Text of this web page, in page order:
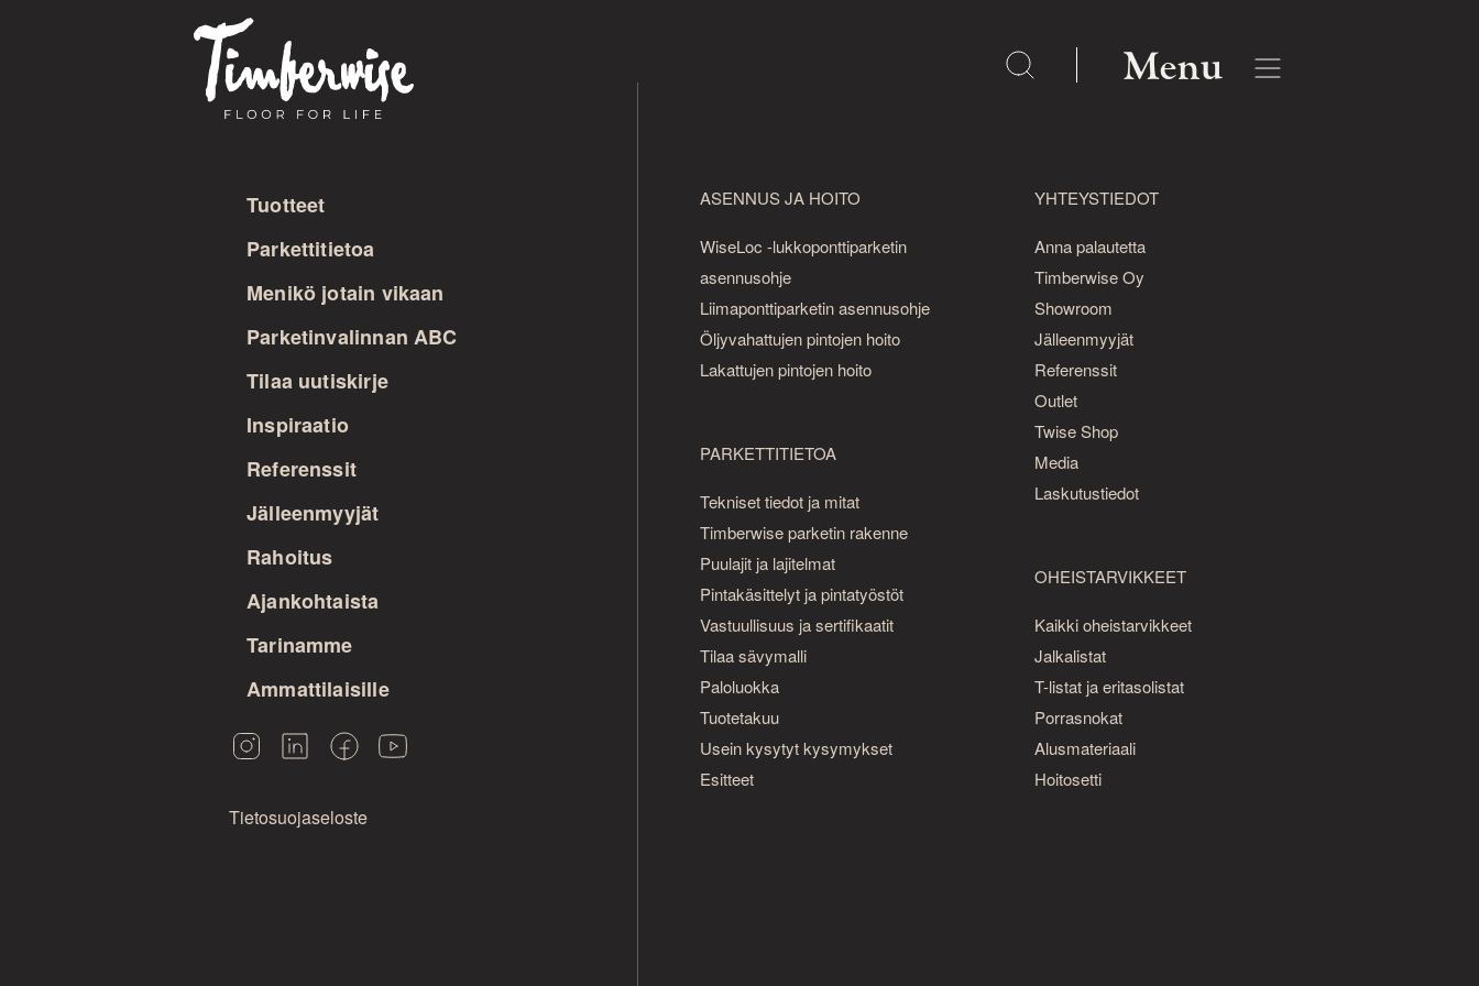
Menu
Tuotteet
Parkettitietoa
Menikö jotain vikaan
Parketinvalinnan ABC
Tilaa uutiskirje
Inspiraatio
Referenssit
Jälleenmyyjät
Rahoitus
Ajankohtaista
Tarinamme
Ammattilaisille
Tietosuojaseloste
ASENNUS JA HOITO
WiseLoc -lukkoponttiparketin
asennusohje
Liimaponttiparketin asennusohje
Öljyvahattujen pintojen hoito
Lakattujen pintojen hoito
PARKETTITIETOA
Tekniset tiedot ja mitat
Timberwise parketin rakenne
Puulajit ja lajitelmat
Pintakäsittelyt ja pintatyöstöt
Vastuullisuus ja sertifikaatit
Tilaa sävymalli
Paloluokka
Tuotetakuu
Usein kysytyt kysymykset
Esitteet
YHTEYSTIEDOT
Anna palautetta
Timberwise Oy
Showroom
Jälleenmyyjät
Referenssit
Outlet
Twise Shop
Media
Laskutustiedot
OHEISTARVIKKEET
Kaikki oheistarvikkeet
Jalkalistat
T-listat ja eritasolistat
Porrasnokat
Alusmateriaali
Hoitosetti